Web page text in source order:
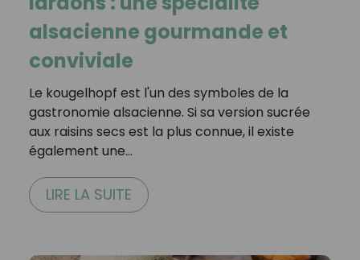
alsacienne gourmande et
conviviale
Le kougelhopf est l'un des symboles de la
gastronomie alsacienne. Si sa version sucrée
aux raisins secs est la plus connue, il existe
également une…
LIRE LA SUITE